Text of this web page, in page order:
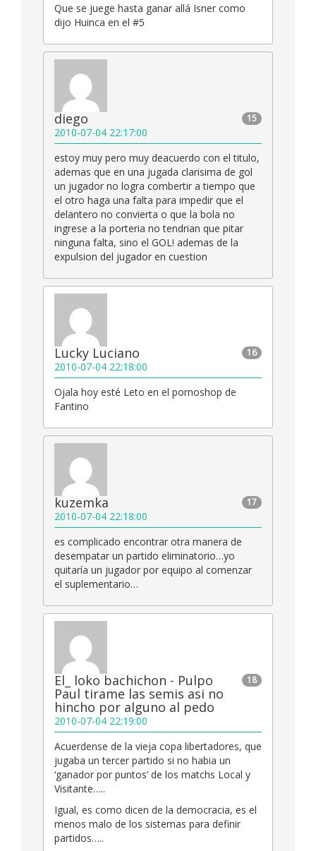
Que se juege hasta ganar allá Isner como
dijo Huinca en el #5
15
diego
2010-07-04 22:17:00
estoy muy pero muy deacuerdo con el titulo,
ademas que en una jugada clarisima de gol
un jugador no logra combertir a tiempo que
el otro haga una falta para impedir que el
delantero no convierta o que la bola no
ingrese a la porteria no tendrian que pitar
ninguna falta, sino el GOL! ademas de la
expulsion del jugador en cuestion
16
Lucky Luciano
2010-07-04 22:18:00
Ojala hoy esté Leto en el pornoshop de
Fantino
17
kuzemka
2010-07-04 22:18:00
es complicado encontrar otra manera de
desempatar un partido eliminatorio…yo
quitaría un jugador por equipo al comenzar
el suplementario…
18
El_ loko bachichon - Pulpo
Paul tirame las semis asi no
hincho por alguno al pedo
2010-07-04 22:19:00
Acuerdense de la vieja copa libertadores, que
jugaba un tercer partido si no habia un
‘ganador por puntos’ de los matchs Local y
Visitante…..
Igual, es como dicen de la democracia, es el
menos malo de los sistemas para definir
partidos…..